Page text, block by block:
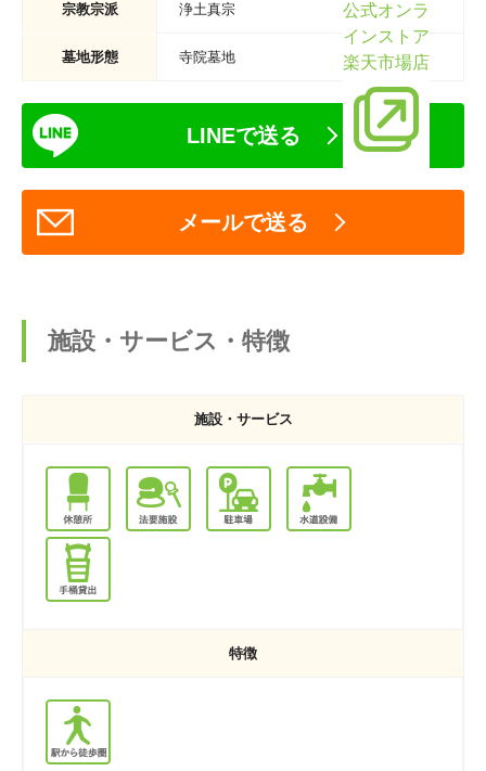
公式オンラ
インストア
楽天市場店
宗教宗派 浄土真宗
墓地形態 寺院墓地
LINEで送る
メールで送る
施設・サービス・特徴
施設・サービス
特徴